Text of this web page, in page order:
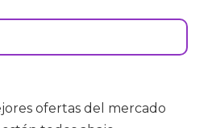
ofertas del mercado